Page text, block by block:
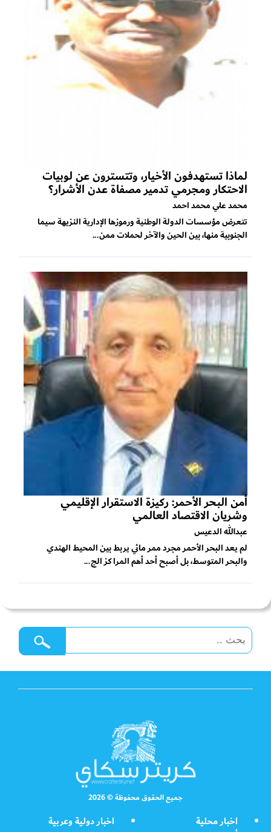
لماذا تستهدفون الأخيار، وتتسترون عن لوبيات
الاحتكار ومجرمي تدمير مصفاة عدن الأشرار؟
محمد علي محمد احمد
تتعرض مؤسسات الدولة الوطنية ورموزها الإدارية النزيهة سيما
الجنوبية منها، بين الحين والآخر لحملات ممن...
أمن البحر الأحمر: ركيزة الاستقرار الإقليمي
وشريان الاقتصاد العالمي
عبدالله الدعيس
لم يعد البحر الأحمر مجرد ممر مائي يربط بين المحيط الهندي
والبحر المتوسط، بل أصبح أحد أهم المراكز الج...
جميع الحقوق محفوظة © 2026
اخبار محلية
اخبار دولية وعربية